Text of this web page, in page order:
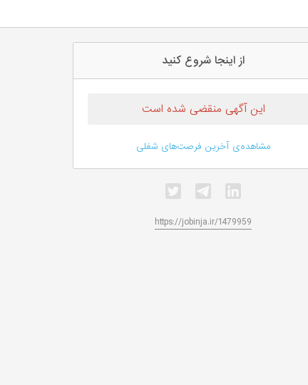
از اینجا شروع کنید
این آگهی منقضی شده است
مشاهده‌ی آخرین فرصت‌های شغلی
https://jobinja.ir/1479959